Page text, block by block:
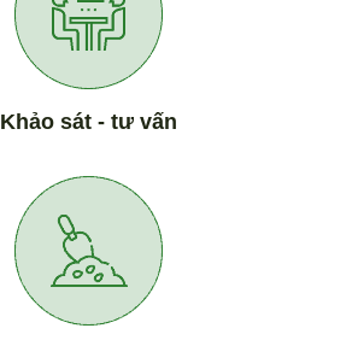
Khảo sát - tư vấn